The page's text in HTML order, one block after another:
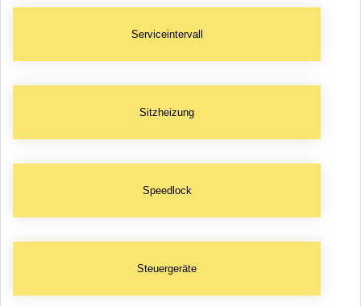
Serviceintervall
Sitzheizung
Speedlock
Steuergeräte